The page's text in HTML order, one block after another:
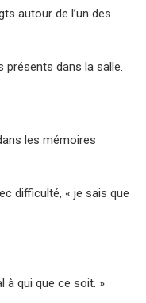
autour de l’un des
dans la salle.
les mémoires
difficulté, « je sais que
à qui que ce soit. »